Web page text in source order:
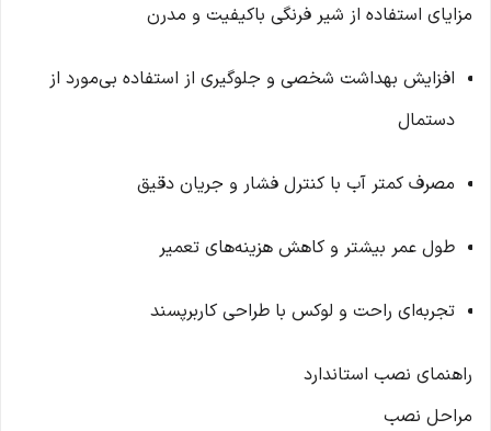
مزایای استفاده از شیر فرنگی باکیفیت و مدرن
افزایش بهداشت شخصی و جلوگیری از استفاده بی‌مورد از
دستمال
مصرف کمتر آب با کنترل فشار و جریان دقیق
طول عمر بیشتر و کاهش هزینه‌های تعمیر
تجربه‌ای راحت و لوکس با طراحی کاربرپسند
راهنمای نصب استاندارد
مراحل نصب